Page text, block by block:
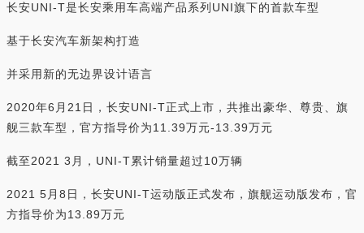
长安UNI-T是长安乘用车高端产品系列UNI旗下的首款车型
基于长安汽车新架构打造
并采用新的无边界设计语言
2020年6月21日，长安UNI-T正式上市，共推出豪华、尊贵、旗
舰三款车型，官方指导价为11.39万元-13.39万元
截至2021 3月，UNI-T累计销量超过10万辆
2021 5月8日，长安UNI-T运动版正式发布，旗舰运动版发布，官
方指导价为13.89万元